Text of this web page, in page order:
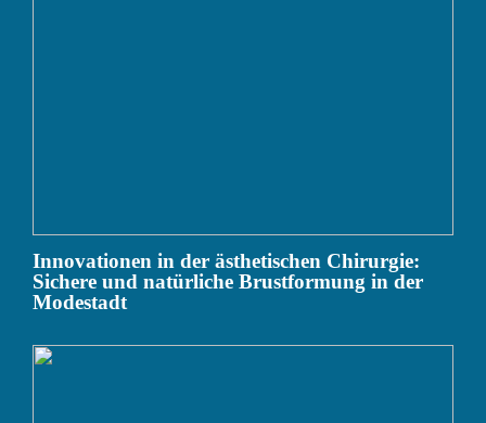
Innovationen in der ästhetischen Chirurgie:
Sichere und natürliche Brustformung in der
Modestadt